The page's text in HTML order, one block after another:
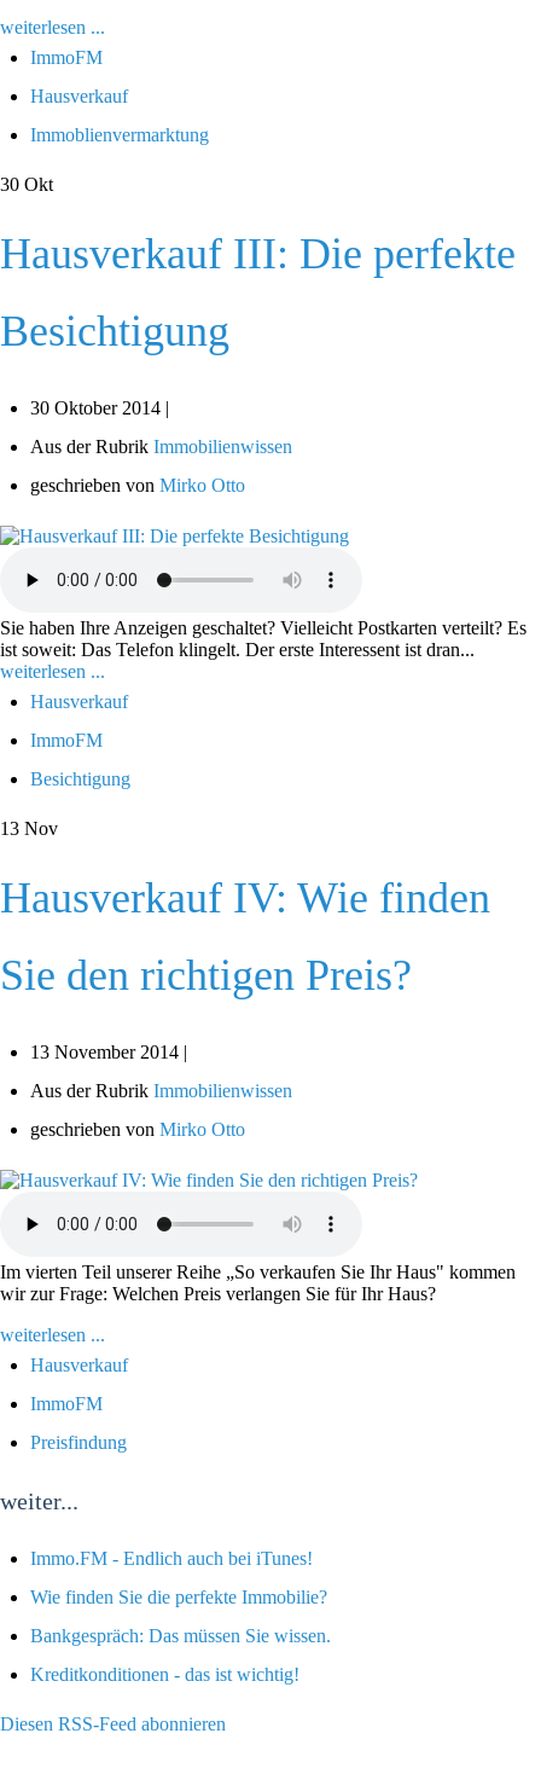
weiterlesen ...
ImmoFM
Hausverkauf
Immoblienvermarktung
30 Okt
Hausverkauf III: Die perfekte
Besichtigung
30 Oktober 2014 |
Aus der Rubrik Immobilienwissen
geschrieben von Mirko Otto
Sie haben Ihre Anzeigen geschaltet? Vielleicht Postkarten verteilt? Es
ist soweit: Das Telefon klingelt. Der erste Interessent ist dran...
weiterlesen ...
Hausverkauf
ImmoFM
Besichtigung
13 Nov
Hausverkauf IV: Wie finden
Sie den richtigen Preis?
13 November 2014 |
Aus der Rubrik Immobilienwissen
geschrieben von Mirko Otto
Im vierten Teil unserer Reihe „So verkaufen Sie Ihr Haus" kommen
wir zur Frage: Welchen Preis verlangen Sie für Ihr Haus?
weiterlesen ...
Hausverkauf
ImmoFM
Preisfindung
weiter...
Immo.FM - Endlich auch bei iTunes!
Wie finden Sie die perfekte Immobilie?
Bankgespräch: Das müssen Sie wissen.
Kreditkonditionen - das ist wichtig!
Diesen RSS-Feed abonnieren